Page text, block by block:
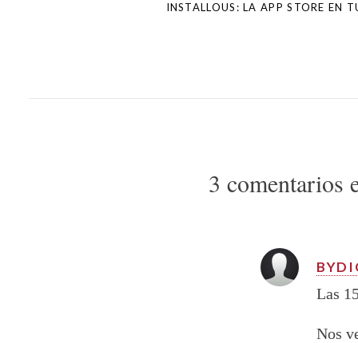
INSTALLOUS: LA APP STORE EN
3 comentarios
Las
Nos